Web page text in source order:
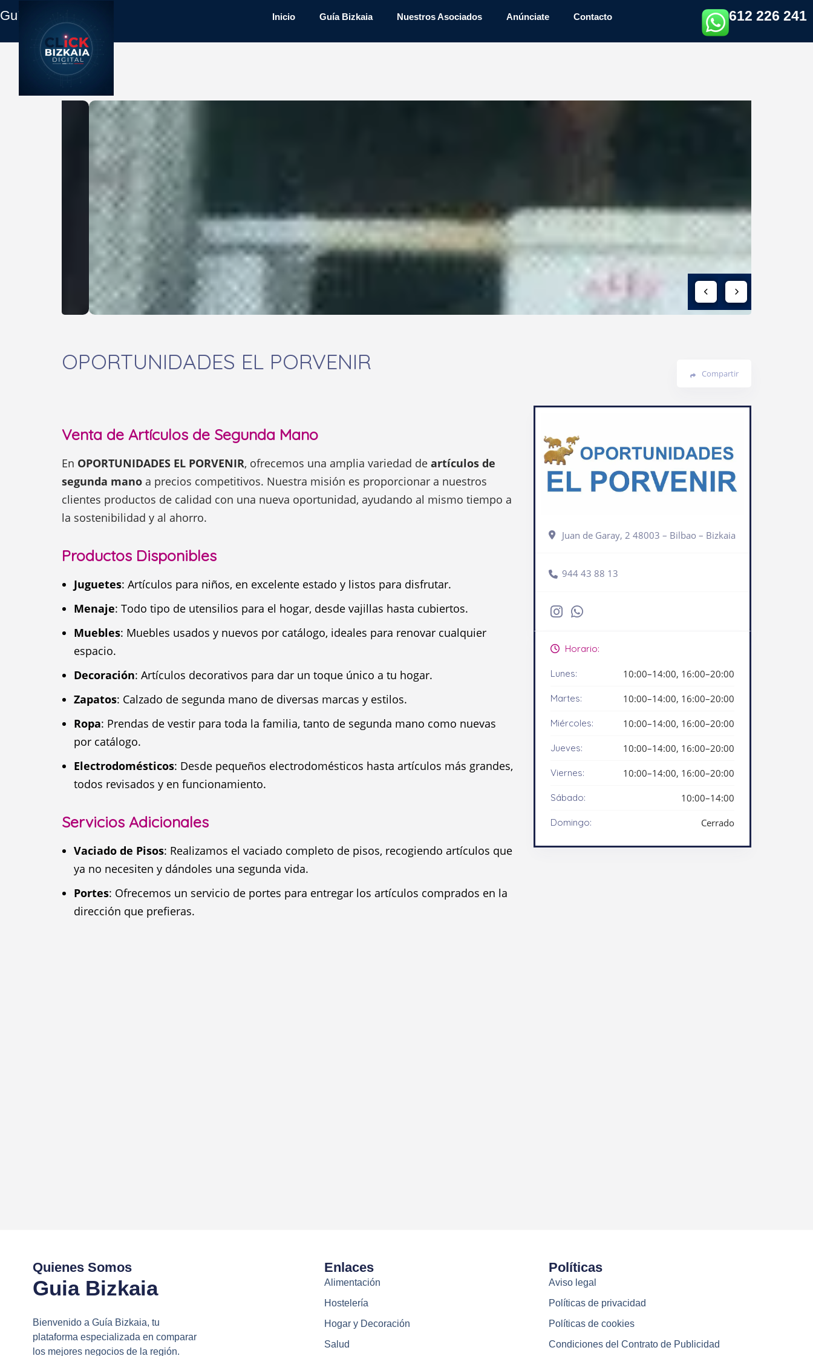
Guía Empresas Inicio Guía Bizkaia Nuestros Asociados Anúnciate Contacto 612 226 241
OPORTUNIDADES EL PORVENIR Compartir
Venta de Artículos de Segunda Mano
En OPORTUNIDADES EL PORVENIR, ofrecemos una amplia variedad de artículos de
segunda mano a precios competitivos. Nuestra misión es proporcionar a nuestros
clientes productos de calidad con una nueva oportunidad, ayudando al mismo tiempo a
la sostenibilidad y al ahorro.
Productos Disponibles
Juguetes: Artículos para niños, en excelente estado y listos para disfrutar.
Menaje: Todo tipo de utensilios para el hogar, desde vajillas hasta cubiertos.
Muebles: Muebles usados y nuevos por catálogo, ideales para renovar cualquier
espacio.
Decoración: Artículos decorativos para dar un toque único a tu hogar.
Zapatos: Calzado de segunda mano de diversas marcas y estilos.
Ropa: Prendas de vestir para toda la familia, tanto de segunda mano como nuevas
por catálogo.
Electrodomésticos: Desde pequeños electrodomésticos hasta artículos más grandes,
todos revisados y en funcionamiento.
Servicios Adicionales
Vaciado de Pisos: Realizamos el vaciado completo de pisos, recogiendo artículos que
ya no necesiten y dándoles una segunda vida.
Portes: Ofrecemos un servicio de portes para entregar los artículos comprados en la
dirección que prefieras.
Juan de Garay, 2 48003 – Bilbao – Bizkaia
944 43 88 13
Horario:
Lunes: 10:00–14:00, 16:00–20:00
Martes: 10:00–14:00, 16:00–20:00
Miércoles: 10:00–14:00, 16:00–20:00
Jueves: 10:00–14:00, 16:00–20:00
Viernes: 10:00–14:00, 16:00–20:00
Sábado: 10:00–14:00
Domingo: Cerrado
Quienes Somos
Guia Bizkaia
Bienvenido a Guía Bizkaia, tu
plataforma especializada en comparar
los mejores negocios de la región.
Enlaces
Alimentación
Hostelería
Hogar y Decoración
Salud
Políticas
Aviso legal
Políticas de privacidad
Políticas de cookies
Condiciones del Contrato de Publicidad